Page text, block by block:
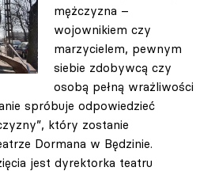
mężczyzna –
wojownikiem czy
marzycielem, pewnym
siebie zdobywcą czy
osobą pełną wrażliwości
spróbuje odpowiedzieć
który zostanie
Dormana w Będzinie.
jest dyrektorka teatru